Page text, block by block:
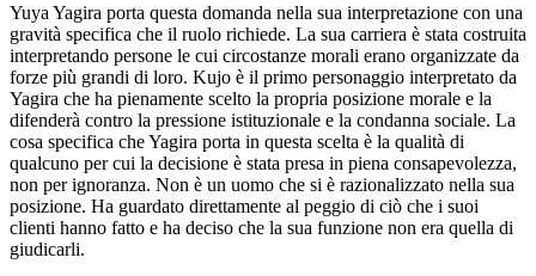
Yuya Yagira porta questa domanda nella sua interpretazione con una
gravità specifica che il ruolo richiede. La sua carriera è stata costruita
interpretando persone le cui circostanze morali erano organizzate da
forze più grandi di loro. Kujo è il primo personaggio interpretato da
Yagira che ha pienamente scelto la propria posizione morale e la
difenderà contro la pressione istituzionale e la condanna sociale. La
cosa specifica che Yagira porta in questa scelta è la qualità di
qualcuno per cui la decisione è stata presa in piena consapevolezza,
non per ignoranza. Non è un uomo che si è razionalizzato nella sua
posizione. Ha guardato direttamente al peggio di ciò che i suoi
clienti hanno fatto e ha deciso che la sua funzione non era quella di
giudicarli.